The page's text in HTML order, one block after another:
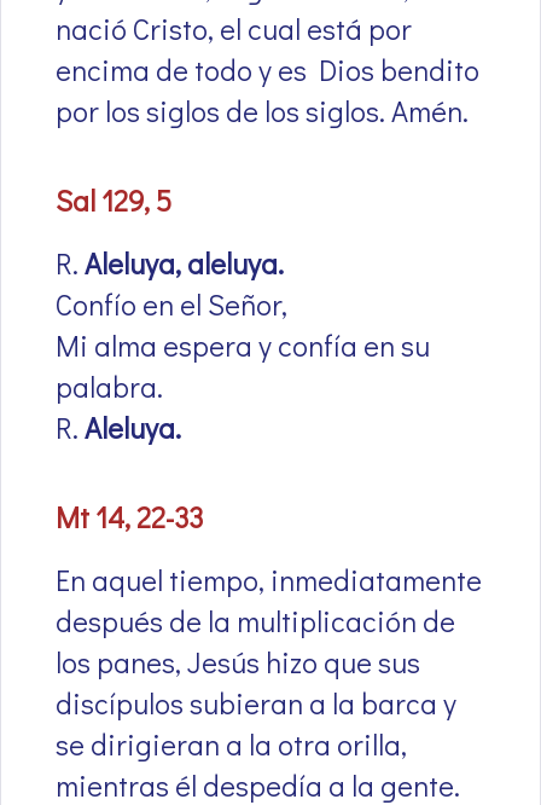
nació Cristo, el cual está por
encima de todo y es Dios bendito
por los siglos de los siglos. Amén.
Sal 129, 5
R.Aleluya, aleluya.
Confío en el Señor,
Mi alma espera y confía en su
palabra.
R.Aleluya.
Mt 14, 22-33
En aquel tiempo, inmediatamente
después de la multiplicación de
los panes, Jesús hizo que sus
discípulos subieran a la barca y
se dirigieran a la otra orilla,
mientras él despedía a la gente.